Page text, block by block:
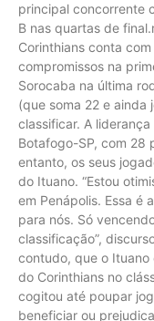
principal concorrente
B nas quartas de
Corinthians conta
compromissos na
Sorocaba na última
(que soma 22 e ainda
classificar. A
Botafogo-SP, com 28
entanto, os seus
do Ituano. “Estou
em Penápolis. Essa é
para nós. Só
classificação”,
contudo, que o Ituano
do Corinthians no
cogitou até poupar
beneficiar ou